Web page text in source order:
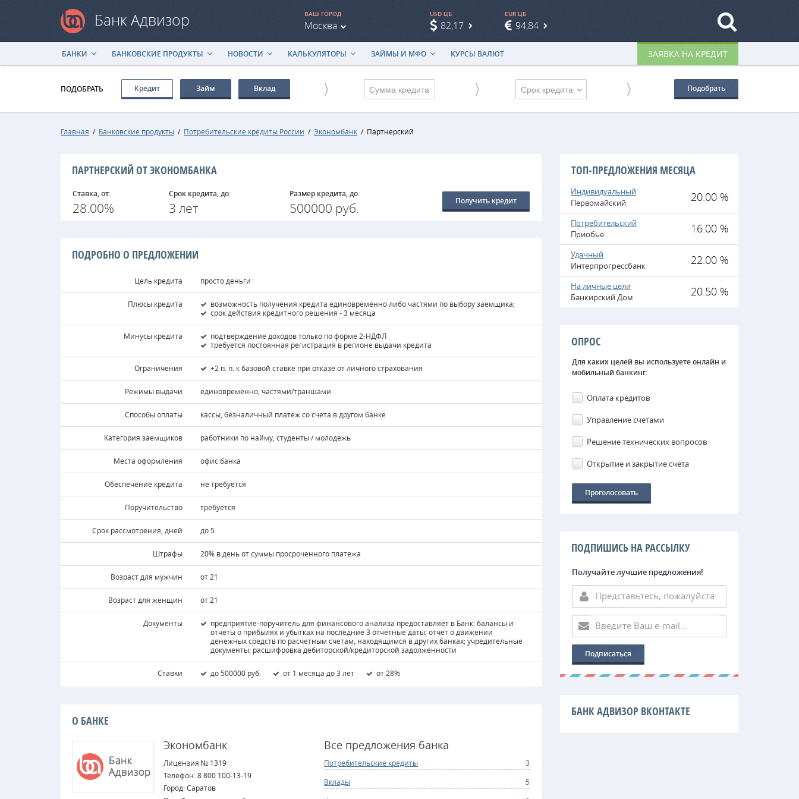
Банк Адвизор
ЗАЯВКА НА КРЕДИТ
БАНКИ БАНКОВСКИЕ ПРОДУКТЫ НОВОСТИ КАЛЬКУЛЯТОРЫ ЗАЙМЫ И МФО КУРСЫ ВАЛЮТ
ВАШ ГОРОД
Москва
USD ЦБ
82,17
EUR ЦБ
94,84
ПОДОБРАТЬ Кредит Займ Вклад Срок кредита Подобрать
Главная / Банковские продукты / Потребительские кредиты России / Экономбанк / Партнерский
ПАРТНЕРСКИЙ ОТ ЭКОНОМБАНКА
Ставка, от:
28.00%
Срок кредита, до:
3 лет
Размер кредита, до:
500000 руб. Получить кредит
ПОДРОБНО О ПРЕДЛОЖЕНИИ
Цель кредита просто деньги
Плюсы кредита
возможность получения кредита единовременно либо частями по выбору заемщика;
срок действия кредитного решения - 3 месяца
Минусы кредита
подтверждение доходов только по форме 2-НДФЛ
требуется постоянная регистрация в регионе выдачи кредита
Ограничения +2 п. п. к базовой ставке при отказе от личного страхования
Режимы выдачи единовременно, частями/траншами
Способы оплаты кассы, безналичный платеж со счета в другом банке
Kатегория заемщиков работники по найму, студенты / молодежь
Места оформления офис банка
Обеспечение кредита не требуется
Поручительство требуется
Срок рассмотрения, дней до 5
Штрафы 20% в день от суммы просроченного платежа
Возраст для мужчин от 21
Возраст для женщин от 21
Документы
предприятие-поручитель для финансового анализа предоставляет в Банк: балансы и
отчеты о прибылях и убытках на последние 3 отчетные даты; отчет о движении
денежных средств по расчетным счетам, находящимся в других банках; учредительные
документы; расшифровка дебиторской/кредиторской задолженности
Ставки до 500000 руб. от 1 месяца до 3 лет от 28%
О БАНКЕ
Экономбанк
Лицензия № 1319
Телефон: 8 800 100-13-19
Город: Саратов
Все предложения банка
Потребительские кредиты
3
Вклады
5
ТОП-ПРЕДЛОЖЕНИЯ МЕСЯЦА
Индивидуальный
Первомайский
20.00 %
Потребительский
Приобье
16.00 %
Удачный
Интерпрогрессбанк
22.00 %
На личные цели
Банкирский Дом
20.50 %
ОПРОС
Для каких целей вы используете онлайн и
мобильный банкинг:
Оплата кредитов
Управление счетами
Решение технических вопросов
Открытие и закрытие счета
ПОДПИШИСЬ НА РАССЫЛКУ
Получайте лучшие предложения!
БАНК АДВИЗОР ВКОНТАКТЕ